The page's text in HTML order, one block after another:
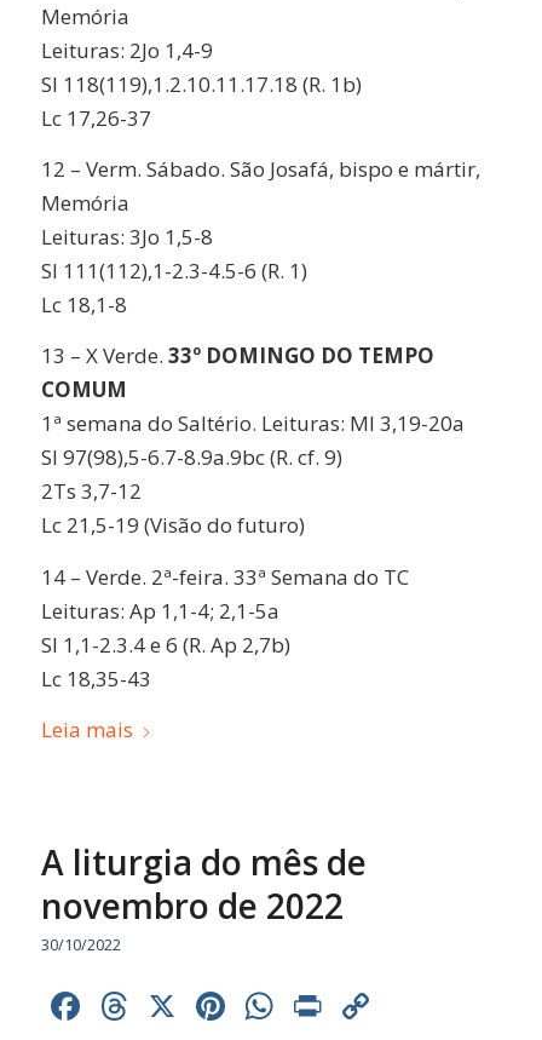
Memória
Leituras: 2Jo 1,4-9
Sl 118(119),1.2.10.11.17.18 (R. 1b)
Lc 17,26-37
12 – Verm. Sábado. São Josafá, bispo e mártir,
Memória
Leituras: 3Jo 1,5-8
Sl 111(112),1-2.3-4.5-6 (R. 1)
Lc 18,1-8
13 – X Verde. 33º DOMINGO DO TEMPO
COMUM
1ª semana do Saltério. Leituras: Ml 3,19-20a
Sl 97(98),5-6.7-8.9a.9bc (R. cf. 9)
2Ts 3,7-12
Lc 21,5-19 (Visão do futuro)
14 – Verde. 2ª-feira. 33ª Semana do TC
Leituras: Ap 1,1-4; 2,1-5a
Sl 1,1-2.3.4 e 6 (R. Ap 2,7b)
Lc 18,35-43
Leia mais
A liturgia do mês de
novembro de 2022
30/10/2022
Facebook
Threads
X Pinterest
WhatsApp
Print